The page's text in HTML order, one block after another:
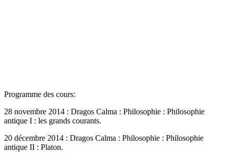
Programme des cours:
28 novembre 2014 : Dragos Calma : Philosophie : Philosophie
antique I : les grands courants.
20 décembre 2014 : Dragos Calma : Philosophie : Philosophie
antique II : Platon.